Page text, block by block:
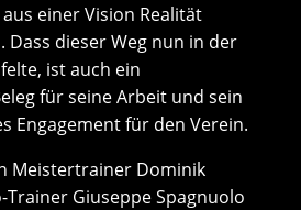
einer Vision Realität
Dass dieser Weg nun in der
ist auch ein
für seine Arbeit und sein
Engagement für den Verein.
Meistertrainer Dominik
Trainer Giuseppe Spagnuolo